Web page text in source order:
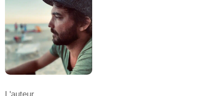
L'auteur